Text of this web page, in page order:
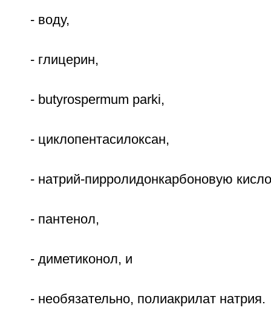
- воду,
- глицерин,
- butyrospermum parki,
- циклопентасилоксан,
- натрий-пирролидонкарбоновую
- пантенол,
- диметиконол, и
- необязательно, полиакрилат натрия.